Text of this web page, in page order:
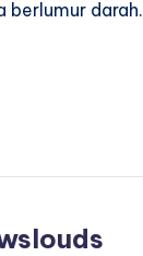
berlumur darah.